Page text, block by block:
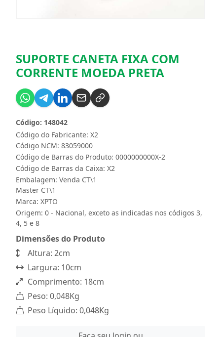
SUPORTE CANETA FIXA COM
CORRENTE MOEDA PRETA
Código do Fabricante: X2
Código: 148042
Código NCM: 83059000
Código de Barras do Produto: 0000000000X-2
Código de Barras da Caixa: X2
Embalagem: Venda CT\1
Master CT\1
Marca: XPTO
Origem: 0 - Nacional, exceto as indicadas nos códigos 3,
4, 5 e 8
Dimensões do Produto
Altura: 2cm
Largura: 10cm
Comprimento: 18cm
Peso: 0,048Kg
Peso Líquido: 0,048Kg